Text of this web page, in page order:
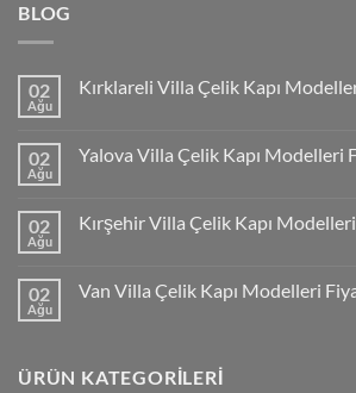
BLOG
02
Ağu
Kırklareli Villa Çelik Kapı
02
Ağu
Yalova Villa Çelik Kapı Modelleri
02
Ağu
Kırşehir Villa Çelik Kapı
02
Ağu
Van Villa Çelik Kapı Modelleri
ÜRÜN KATEGORILERI